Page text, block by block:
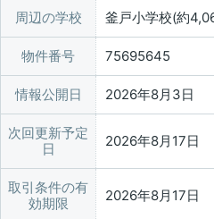
周辺の学校 釜戸小学校(約
物件番号 75695645
情報公開日 2026年8月3日
次回更新予定
日
2026年8月17日
取引条件の有
効期限
2026年8月17日